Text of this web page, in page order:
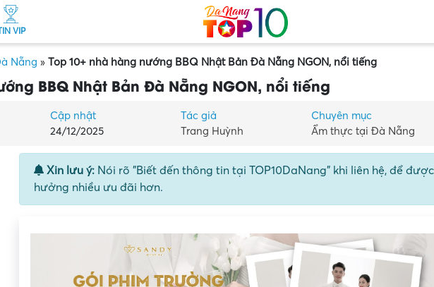
VIP
Nẵng » Top 10+ nhà hàng nướng BBQ Nhật Bản Đà Nẵng NGON, nổi tiếng
BBQ Nhật Bản Đà Nẵng NGON, nổi tiếng
Cập nhật
24/12/2025
Tác giả
Trang Huỳnh
Chuyên mục
Ẩm thực tại Đà Nẵng
Xin lưu ý: Nói rõ "Biết đến thông tin tại TOP10DaNang" khi liên hệ, để được
hưởng nhiều ưu đãi hơn.